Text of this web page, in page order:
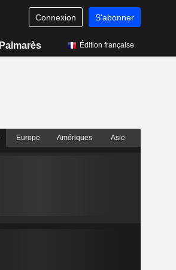
Connexion S'abonner
Palmarès Édition française
Europe Amériques Asie